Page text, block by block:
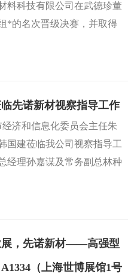
料科技有限公司在武德珍董
*的名次晋级决赛，并取得
先诺新材视察指导工作
济和信息化委员会主任朱
国建莅临我公司视察指导工
经理孙嘉谋及常务副总林种
展，先诺新材——高强型
（上海世博展馆1号